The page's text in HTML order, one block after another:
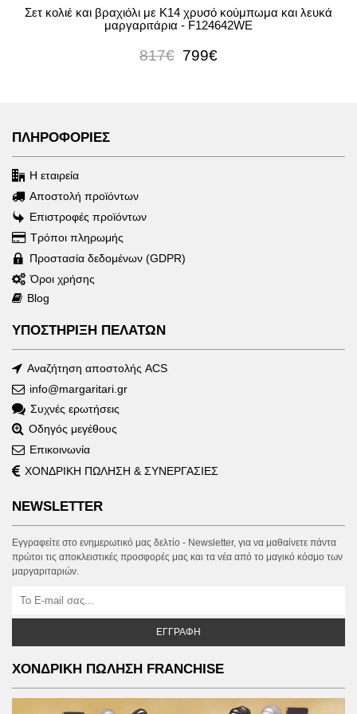
Σετ κολιέ και βραχιόλι με Κ14 χρυσό κούμπωμα και λευκά
μαργαριτάρια - F124642WE
817€ 799€
ΠΛΗΡΟΦΟΡΙΕΣ
Η εταιρεία
Αποστολή προϊόντων
Επιστροφές προϊόντων
Τρόποι πληρωμής
Προστασία δεδομένων (GDPR)
Όροι χρήσης
Blog
ΥΠΟΣΤΗΡΙΞΗ ΠΕΛΑΤΩΝ
Αναζήτηση αποστολής ACS
info@margaritari.gr
Συχνές ερωτήσεις
Οδηγός μεγέθους
Επικοινωνία
ΧΟΝΔΡΙΚΗ ΠΩΛΗΣΗ & ΣΥΝΕΡΓΑΣΙΕΣ
NEWSLETTER
Εγγραφείτε στο ενημερωτικό μας δελτίο - Newsletter, για να μαθαίνετε πάντα
πρώτοι τις αποκλειστικές προσφορές μας και τα νέα από το μαγικό κόσμο των
μαργαριταριών.
ΕΓΓΡΑΦΉ
ΧΟΝΔΡΙΚΗ ΠΩΛΗΣΗ FRANCHISE